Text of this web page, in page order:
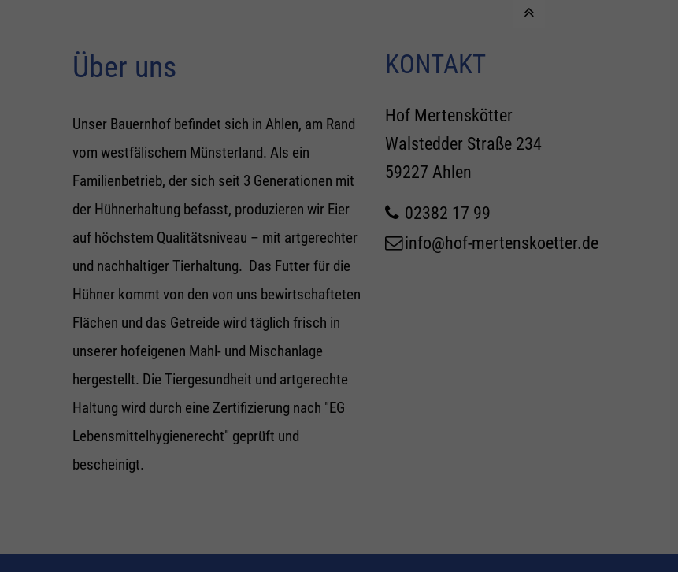
Über uns
Unser Bauernhof befindet sich in Ahlen, am Rand
vom westfälischem Münsterland. Als ein
Familienbetrieb, der sich seit 3 Generationen mit
der Hühnerhaltung befasst, produzieren wir Eier
auf höchstem Qualitätsniveau – mit artgerechter
und nachhaltiger Tierhaltung. Das Futter für die
Hühner kommt von den von uns bewirtschafteten
Flächen und das Getreide wird täglich frisch in
unserer hofeigenen Mahl- und Mischanlage
hergestellt. Die Tiergesundheit und artgerechte
Haltung wird durch eine Zertifizierung nach "EG
Lebensmittelhygienerecht" geprüft und
bescheinigt.
KONTAKT
Hof Mertenskötter
Walstedder Straße 234
59227 Ahlen
02382 17 99
info@hof-mertenskoetter.de